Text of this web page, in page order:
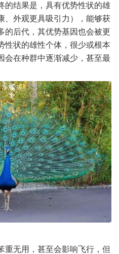
的结果是，具有优势性状的雄
、外观更具吸引力），能够获
的后代，其优势基因也会被更
性状的雄性个体，很少或根本
会在种群中逐渐减少，甚至最
重无用，甚至会影响飞行，但